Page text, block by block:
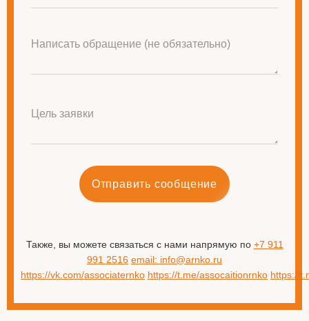
Написать обращение (не обязательно)
Цель заявки
Отправить сообщение
Также, вы можете связаться с нами напрямую по +7 911
991 2516 email: info@arnko.ru
https://vk.com/associaternko https://t.me/assocaitionrnko https://